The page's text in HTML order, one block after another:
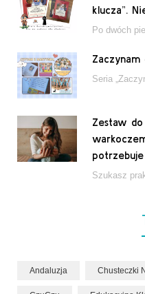
klucza”.
Zestaw
Andaluzja Chusteczki